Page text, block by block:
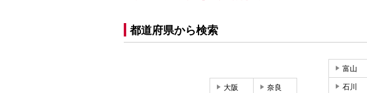
都道府県から検索
富山
石川
大阪 奈良